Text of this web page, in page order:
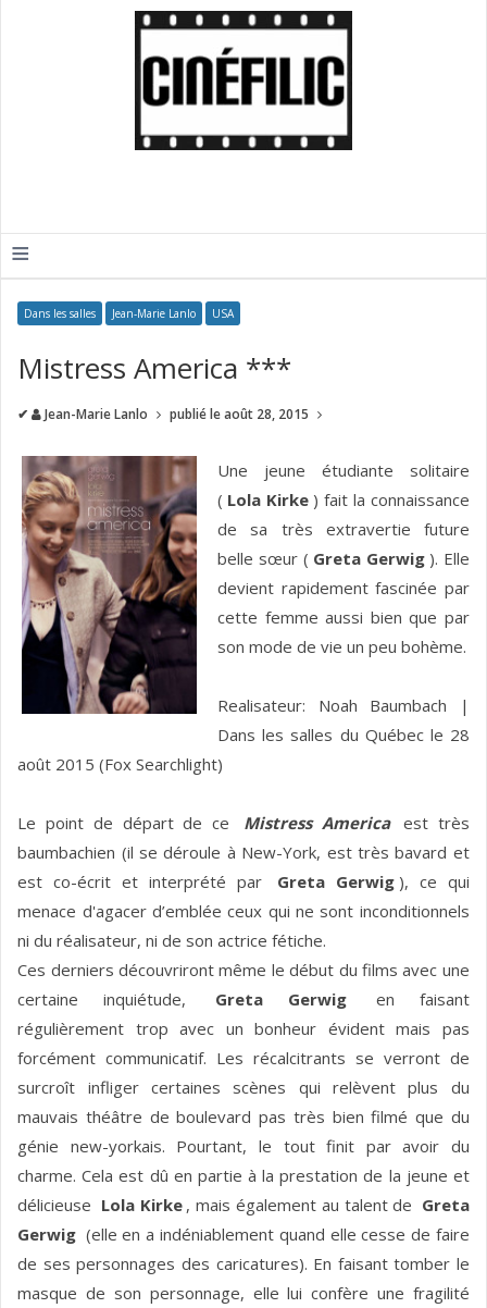
≡
Dans les salles Jean-Marie Lanlo USA
Mistress America ***
✔ Jean-Marie Lanlo publié leaoût 28, 2015
Une jeune étudiante solitaire
( Lola Kirke ) fait la connaissance
de sa très extravertie future
belle sœur ( Greta Gerwig ). Elle
devient rapidement fascinée par
cette femme aussi bien que par
son mode de vie un peu bohème.
Realisateur: Noah Baumbach |
Dans les salles du Québec le 28
août 2015 (Fox Searchlight)
Le point de départ de ce Mistress America est très
baumbachien (il se déroule à New-York, est très bavard et
est co-écrit et interprété par
Greta Gerwig ), ce qui
menace d'agacer d’emblée ceux qui ne sont inconditionnels
ni du réalisateur, ni de son actrice fétiche.
Ces derniers découvriront même le début du films avec une
certaine inquiétude,
Greta Gerwig
en faisant
régulièrement trop avec un bonheur évident mais pas
forcément communicatif. Les récalcitrants se verront de
surcroît infliger certaines scènes qui relèvent plus du
mauvais théâtre de boulevard pas très bien filmé que du
génie new-yorkais. Pourtant, le tout finit par avoir du
charme. Cela est dû en partie à la prestation de la jeune et
délicieuse Lola Kirke , mais également au talent de Greta
Gerwig (elle en a indéniablement quand elle cesse de faire
de ses personnages des caricatures). En faisant tomber le
masque de son personnage, elle lui confère une fragilité